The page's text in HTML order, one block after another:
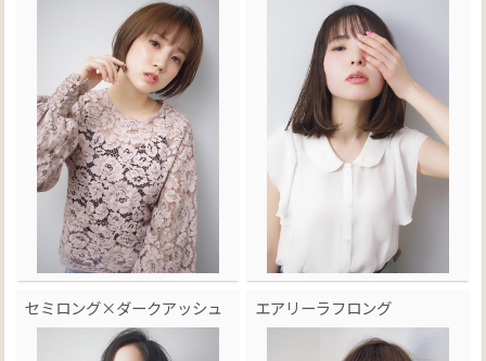
セミロング×ダークアッシュ エアリーラフロング